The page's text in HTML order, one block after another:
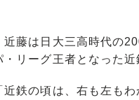
藤は日大三高時代の
・リーグ王者となった
近鉄の頃は、右も左も